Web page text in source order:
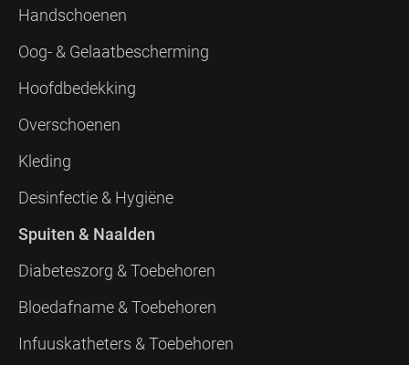
Handschoenen
Oog- & Gelaatbescherming
Hoofdbedekking
Overschoenen
Kleding
Desinfectie & Hygiëne
Spuiten & Naalden
Diabeteszorg & Toebehoren
Bloedafname & Toebehoren
Infuuskatheters & Toebehoren